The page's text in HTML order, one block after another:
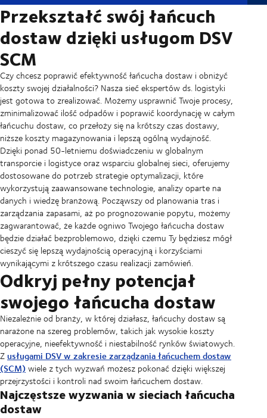
Przekształć swój łańcuch
dostaw dzięki usługom DSV
SCM
Czy chcesz poprawić efektywność łańcucha dostaw i obniżyć
koszty swojej działalności? Nasza sieć ekspertów ds. logistyki
jest gotowa to zrealizować. Możemy usprawnić Twoje procesy,
zminimalizować ilość odpadów i poprawić koordynację w całym
łańcuchu dostaw, co przełoży się na krótszy czas dostawy,
niższe koszty magazynowania i lepszą ogólną wydajność.
Dzięki ponad 50-letniemu doświadczeniu w globalnym
transporcie i logistyce oraz wsparciu globalnej sieci, oferujemy
dostosowane do potrzeb strategie optymalizacji, które
wykorzystują zaawansowane technologie, analizy oparte na
danych i wiedzę branżową. Począwszy od planowania tras i
zarządzania zapasami, aż po prognozowanie popytu, możemy
zagwarantować, że każde ogniwo Twojego łańcucha dostaw
będzie działać bezproblemowo, dzięki czemu Ty będziesz mógł
cieszyć się lepszą wydajnością operacyjną i korzyściami
wynikającymi z krótszego czasu realizacji zamówień.
Odkryj pełny potencjał
swojego łańcucha dostaw
Niezależnie od branży, w której działasz, łańcuchy dostaw są
narażone na szereg problemów, takich jak wysokie koszty
operacyjne, nieefektywność i niestabilność rynków światowych.
Zusługami DSV w zakresie zarządzania łańcuchem dostaw
(SCM)wiele z tych wyzwań możesz pokonać dzięki większej
przejrzystości i kontroli nad swoim łańcuchem dostaw.
Najczęstsze wyzwania w sieciach łańcucha
dostaw